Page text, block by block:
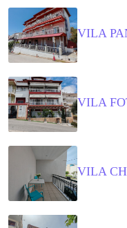
VILA
VILA
VILA